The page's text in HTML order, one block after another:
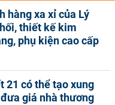
hàng xa xỉ của Lý
thiết kế kim
phụ kiện cao cấp
21 có thể tạo xung
giá nhà thương